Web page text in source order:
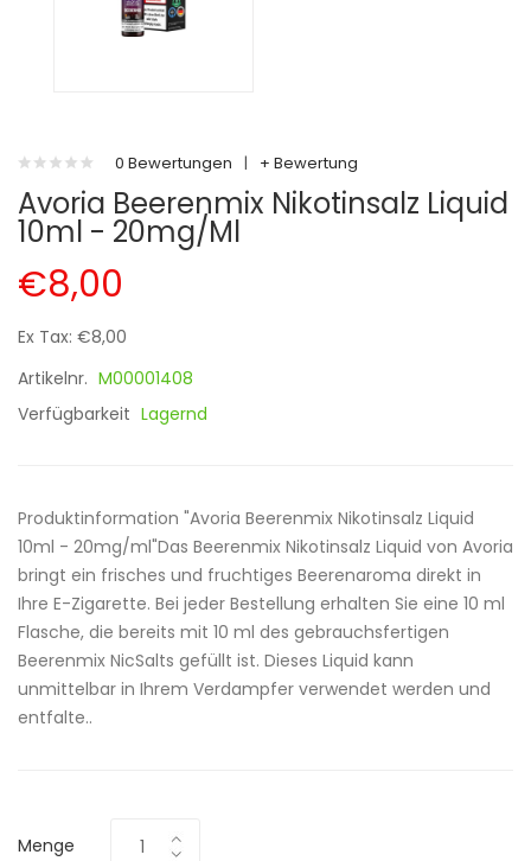
0 Bewertungen | + Bewertung
Avoria Beerenmix Nikotinsalz Liquid
10ml - 20mg/ml
€8,00
Ex Tax: €8,00
Artikelnr. M00001408
Verfügbarkeit Lagernd
Produktinformation "Avoria Beerenmix Nikotinsalz Liquid
10ml - 20mg/ml"Das Beerenmix Nikotinsalz Liquid von Avoria
bringt ein frisches und fruchtiges Beerenaroma direkt in
Ihre E-Zigarette. Bei jeder Bestellung erhalten Sie eine 10 ml
Flasche, die bereits mit 10 ml des gebrauchsfertigen
Beerenmix NicSalts gefüllt ist. Dieses Liquid kann
unmittelbar in Ihrem Verdampfer verwendet werden und
entfalte..
Menge